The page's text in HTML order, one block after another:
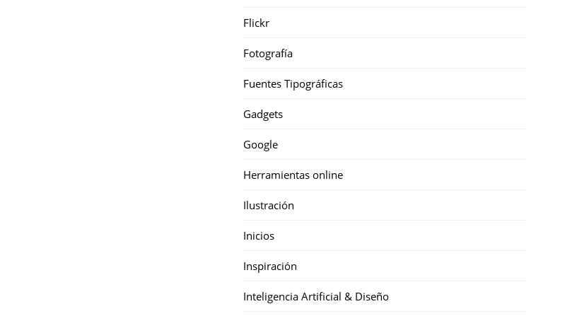
Flickr
Fotografía
Fuentes Tipográficas
Gadgets
Google
Herramientas online
Ilustración
Inicios
Inspiración
Inteligencia Artificial & Diseño